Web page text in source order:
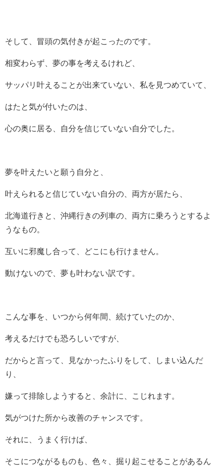
そして、冒頭の気付きが起こったのです。
相変わらず、夢の事を考えるけれど、
サッパリ叶えることが出来ていない、私を見つめていて、
はたと気が付いたのは、
心の奥に居る、自分を信じていない自分でした。
夢を叶えたいと願う自分と、
叶えられると信じていない自分の、両方が居たら、
北海道行きと、沖縄行きの列車の、両方に乗ろうとするよ
うなもの。
互いに邪魔し合って、どこにも行けません。
動けないので、夢も叶わない訳です。
こんな事を、いつから何年間、続けていたのか、
考えるだけでも恐ろしいですが、
だからと言って、見なかったふりをして、しまい込んだ
り、
嫌って排除しようすると、余計に、こじれます。
気がつけた所から改善のチャンスです。
それに、うまく行けば、
そこにつながるものも、色々、掘り起こせることがあるん